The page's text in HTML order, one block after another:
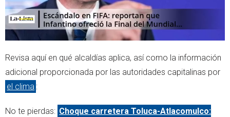
Revisa aquí en qué alcaldías aplica, así como la información
adicional proporcionada por las autoridades capitalinas por
el clima :
No te pierdas: Choque carretera Toluca-Atlacomulco: